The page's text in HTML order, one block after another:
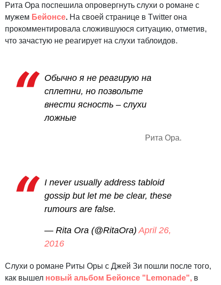
Рита Ора поспешила опровергнуть слухи о романе с
мужем Бейонсе. На своей странице в Тwitter она
прокомментировала сложившуюся ситуацию, отметив,
что зачастую не реагирует на слухи таблоидов.
Обычно я не реагирую на
сплетни, но позвольте
внести ясность – слухи
ложные
Рита Ора.
I never usually address tabloid
gossip but let me be clear, these
rumours are false.
— Rita Ora (@RitaOra)April 26,
2016
Слухи о романе Риты Оры с Джей Зи пошли после того,
как вышел новый альбом Бейонсе "Lemonade", в